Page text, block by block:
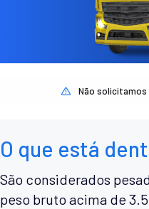
Não solicitamos
O que está
São considerados
peso bruto acima de